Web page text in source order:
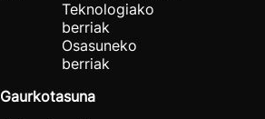
Teknologiako
berriak
Osasuneko
berriak
Gaurkotasuna